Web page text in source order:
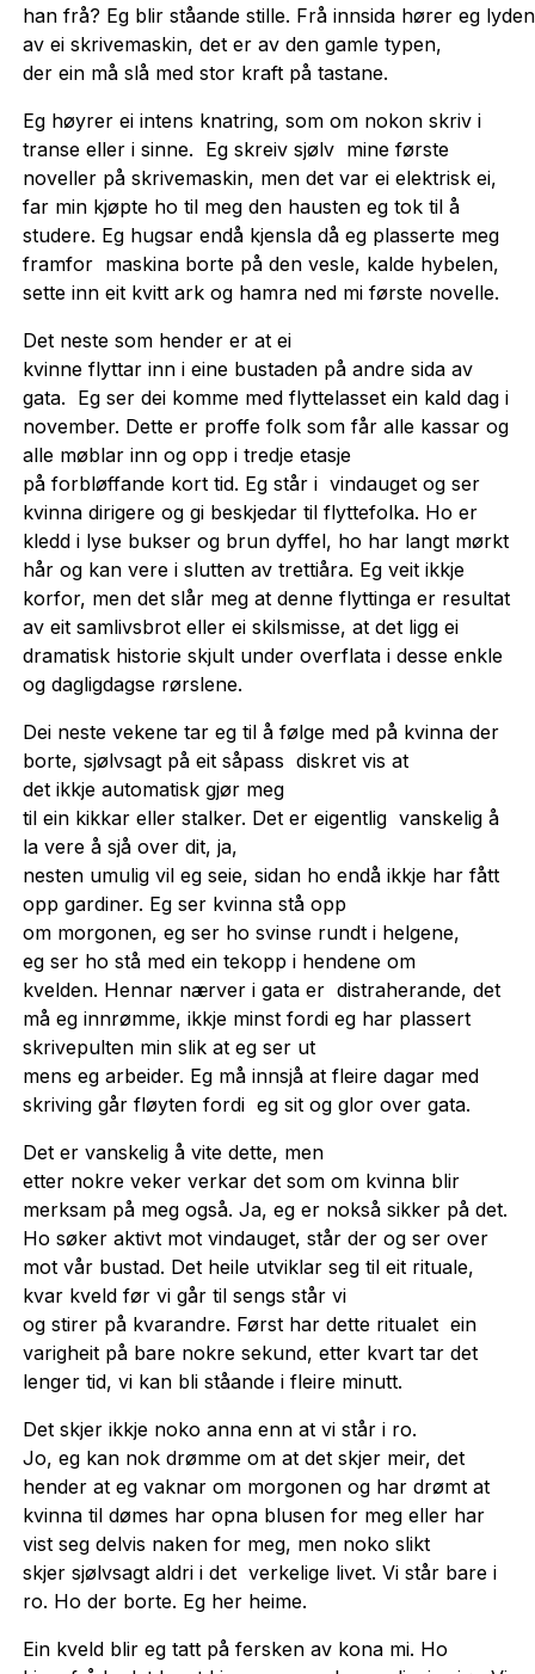
han frå? Eg blir ståande stille. Frå innsida hører eg lyden
av ei skrivemaskin, det er av den gamle typen,
der ein må slå med stor kraft på tastane.
Eg høyrer ei intens knatring, som om nokon skriv i
transe eller i sinne. Eg skreiv sjølv mine første
noveller på skrivemaskin, men det var ei elektrisk ei,
far min kjøpte ho til meg den hausten eg tok til å
studere. Eg hugsar endå kjensla då eg plasserte meg
framfor maskina borte på den vesle, kalde hybelen,
sette inn eit kvitt ark og hamra ned mi første novelle.
Det neste som hender er at ei
kvinne flyttar inn i eine bustaden på andre sida av
gata. Eg ser dei komme med flyttelasset ein kald dag i
november. Dette er proffe folk som får alle kassar og
alle møblar inn og opp i tredje etasje
på forbløffande kort tid. Eg står i vindauget og ser
kvinna dirigere og gi beskjedar til flyttefolka. Ho er
kledd i lyse bukser og brun dyffel, ho har langt mørkt
hår og kan vere i slutten av trettiåra. Eg veit ikkje
korfor, men det slår meg at denne flyttinga er resultat
av eit samlivsbrot eller ei skilsmisse, at det ligg ei
dramatisk historie skjult under overflata i desse enkle
og dagligdagse rørslene.
Dei neste vekene tar eg til å følge med på kvinna der
borte, sjølvsagt på eit såpass diskret vis at
det ikkje automatisk gjør meg
til ein kikkar eller stalker. Det er eigentlig vanskelig å
la vere å sjå over dit, ja,
nesten umulig vil eg seie, sidan ho endå ikkje har fått
opp gardiner. Eg ser kvinna stå opp
om morgonen, eg ser ho svinse rundt i helgene,
eg ser ho stå med ein tekopp i hendene om
kvelden. Hennar nærver i gata er distraherande, det
må eg innrømme, ikkje minst fordi eg har plassert
skrivepulten min slik at eg ser ut
mens eg arbeider. Eg må innsjå at fleire dagar med
skriving går fløyten fordi eg sit og glor over gata.
Det er vanskelig å vite dette, men
etter nokre veker verkar det som om kvinna blir
merksam på meg også. Ja, eg er nokså sikker på det.
Ho søker aktivt mot vindauget, står der og ser over
mot vår bustad. Det heile utviklar seg til eit rituale,
kvar kveld før vi går til sengs står vi
og stirer på kvarandre. Først har dette ritualet ein
varigheit på bare nokre sekund, etter kvart tar det
lenger tid, vi kan bli ståande i fleire minutt.
Det skjer ikkje noko anna enn at vi står i ro.
Jo, eg kan nok drømme om at det skjer meir, det
hender at eg vaknar om morgonen og har drømt at
kvinna til dømes har opna blusen for meg eller har
vist seg delvis naken for meg, men noko slikt
skjer sjølvsagt aldri i det verkelige livet. Vi står bare i
ro. Ho der borte. Eg her heime.
Ein kveld blir eg tatt på fersken av kona mi. Ho